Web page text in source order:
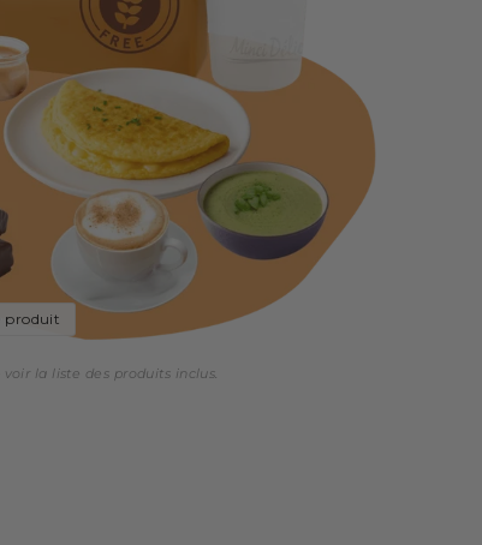
produit
la liste des produits inclus.